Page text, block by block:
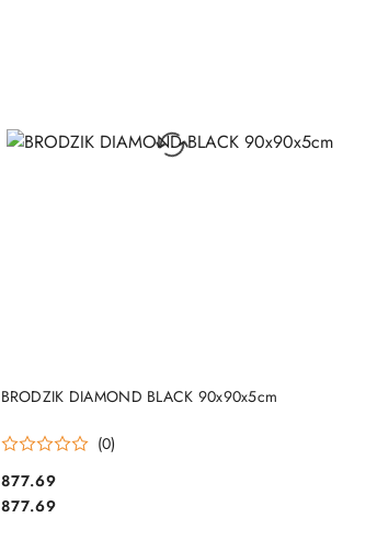
BRODZIK DIAMOND BLACK 90x90x5cm
(0)
Cena:
877.69
Cena:
877.69
DO KOSZYKA